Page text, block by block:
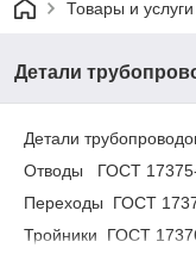
Товары и услуги
Детали
Детали
Отводы ГОСТ
Переходы ГОСТ
Тройники ГОСТ